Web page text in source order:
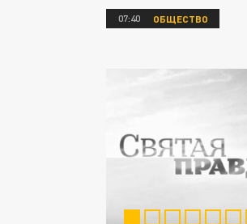
07:40 ОБЩЕСТВО